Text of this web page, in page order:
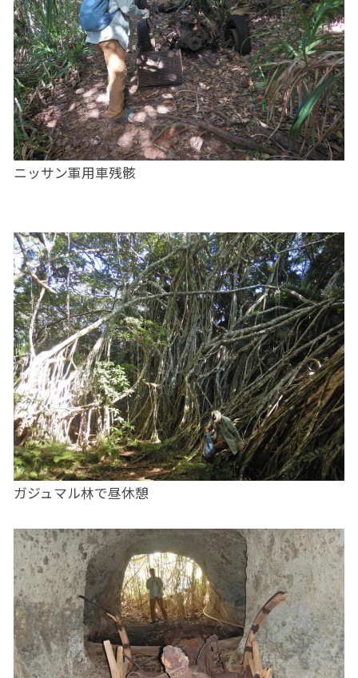
ニッサン軍用車残骸
ガジュマル林で昼休憩